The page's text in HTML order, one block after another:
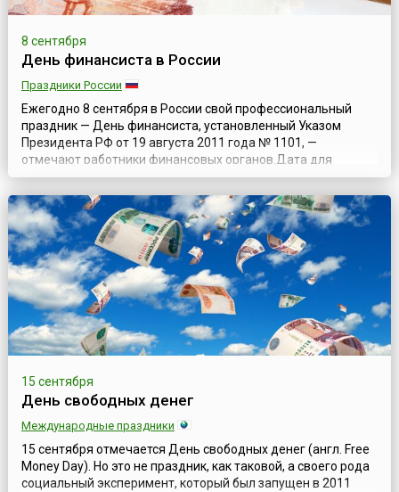
8 сентября
День финансиста в России
Праздники России
Ежегодно 8 сентября в России свой профессиональный
праздник — День финансиста, установленный Указом
Президента РФ от 19 августа 2011 года № 1101, —
отмечают работники финансовых органов.Дата для
празднования была выбрана в связи с тем, что 8 сентября
(по старому стилю) 1802 года император Александр I своим
высочайшим манифестом образовал в России
Министерство финансов. Первым министром финансо...
15 сентября
День свободных денег
Международные праздники
15 сентября отмечается День свободных денег (англ. Free
Money Day). Но это не праздник, как таковой, а своего рода
социальный эксперимент, который был запущен в 2011